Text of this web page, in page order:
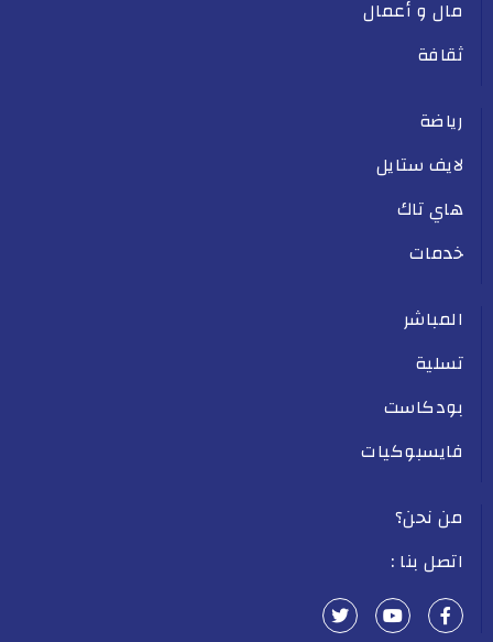
مال و أعمال
ثقافة
رياضة
لايف ستايل
هاي تاك
خدمات
المباشر
تسلية
بودكاست
فايسبوكيات
من نحن؟
اتصل بنا :